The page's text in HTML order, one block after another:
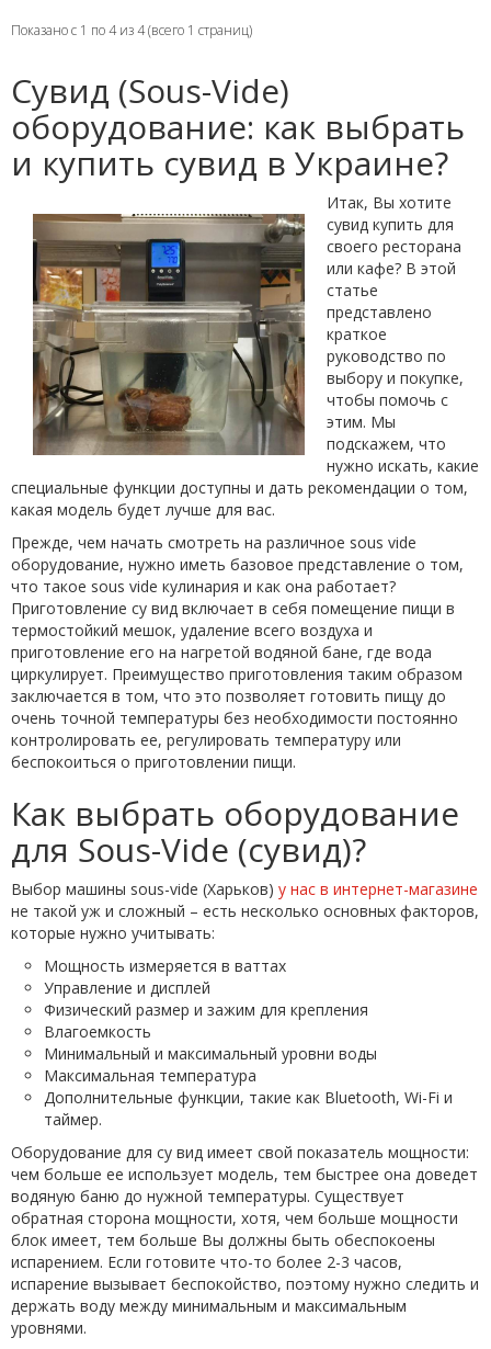
Показано с 1 по 4 из 4 (всего 1 страниц)
Сувид (Sous-Vide)
оборудование: как выбрать
и купить сувид в Украине?
Итак, Вы хотите
сувид купить для
своего ресторана
или кафе? В этой
статье
представлено
краткое
руководство по
выбору и покупке,
чтобы помочь с
этим. Мы
подскажем, что
нужно искать, какие
специальные функции доступны и дать рекомендации о том,
какая модель будет лучше для вас.
Прежде, чем начать смотреть на различное sous vide
оборудование, нужно иметь базовое представление о том,
что такое sous vide кулинария и как она работает?
Приготовление су вид включает в себя помещение пищи в
термостойкий мешок, удаление всего воздуха и
приготовление его на нагретой водяной бане, где вода
циркулирует. Преимущество приготовления таким образом
заключается в том, что это позволяет готовить пищу до
очень точной температуры без необходимости постоянно
контролировать ее, регулировать температуру или
беспокоиться о приготовлении пищи.
Как выбрать оборудование
для Sous-Vide (сувид)?
Выбор машины sous-vide (Харьков) у нас в интернет-магазине
не такой уж и сложный – есть несколько основных факторов,
которые нужно учитывать:
Мощность измеряется в ваттах
Управление и дисплей
Физический размер и зажим для крепления
Влагоемкость
Минимальный и максимальный уровни воды
Максимальная температура
Дополнительные функции, такие как Bluetooth, Wi-Fi и
таймер.
Оборудование для су вид имеет свой показатель мощности:
чем больше ее использует модель, тем быстрее она доведет
водяную баню до нужной температуры. Существует
обратная сторона мощности, хотя, чем больше мощности
блок имеет, тем больше Вы должны быть обеспокоены
испарением. Если готовите что-то более 2-3 часов,
испарение вызывает беспокойство, поэтому нужно следить и
держать воду между минимальным и максимальным
уровнями.